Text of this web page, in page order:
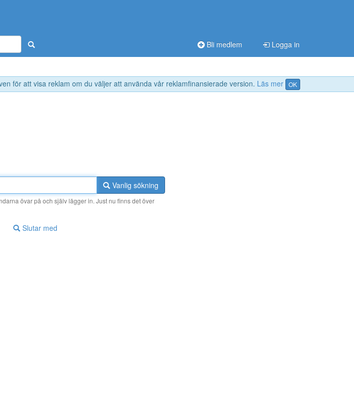
för att visa reklam om du väljer att använda vår reklamfinansierade version. Läs mer OK
Bli medlem Logga in
Vanlig sökning
övar på och själv lägger in. Just nu finns det över
Slutar med